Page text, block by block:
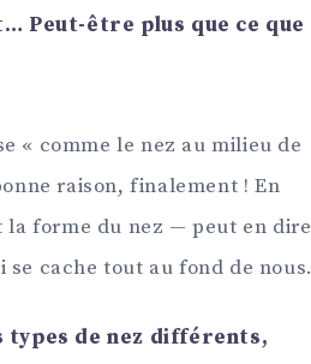
Peut-être plus que ce que
« comme le nez au milieu de
raison, finalement ! En
forme du nez — peut en dire
cache tout au fond de nous.
types de nez différents,